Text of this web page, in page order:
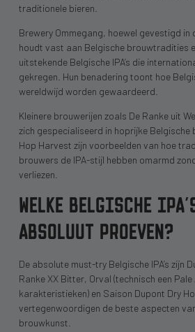
traditionele bieren.
Brewery Ommegang, hoewel gevestigd in
houdt vast aan Belgische brouwtradities
uitstekende Belgische IPA’s die
gekregen. Hun benadering toont hoe
wereldwijd worden gewaardeerd.
Kleinere brouwerijen zoals De Ranke uit
zich gespecialiseerd in hoprijke Belgische
Hop Harvest zijn voorbeelden van hoe
brouwers de IPA-stijl hebben omarmd
verliezen.
WELKE BELGISCHE
ABSOLUUT PROEVEN?
De absolute must-try Belgische IPA’s zijn
Ranke XX Bitter, Orval (technisch een
karakteristieken) en Saison Dupont Dry
vertegenwoordigen de beste aspecten
brouwkunst.